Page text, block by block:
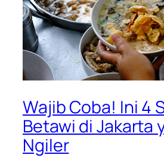
Wajib Coba! Ini 4
Betawi di Jakarta
Ngiler